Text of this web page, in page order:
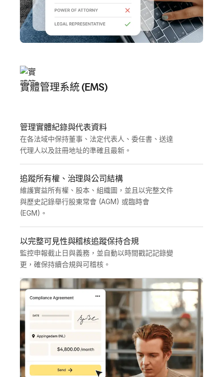
實體管理系統 (EMS)
管理實體紀錄與代表資料
在各法域中保持董事、法定代表人、委任書、送達
代理人以及註冊地址的準確且最新。
追蹤所有權、治理與公司結構
維護實益所有權、股本、組織圖，並且以完整文件
與歷史記錄舉行股東常會 (AGM) 或臨時會
(EGM)。
以完整可見性與稽核追蹤保持合規
監控申報截止日與義務，並自動以時間戳記記錄變
更，確保持續合規與可稽核。